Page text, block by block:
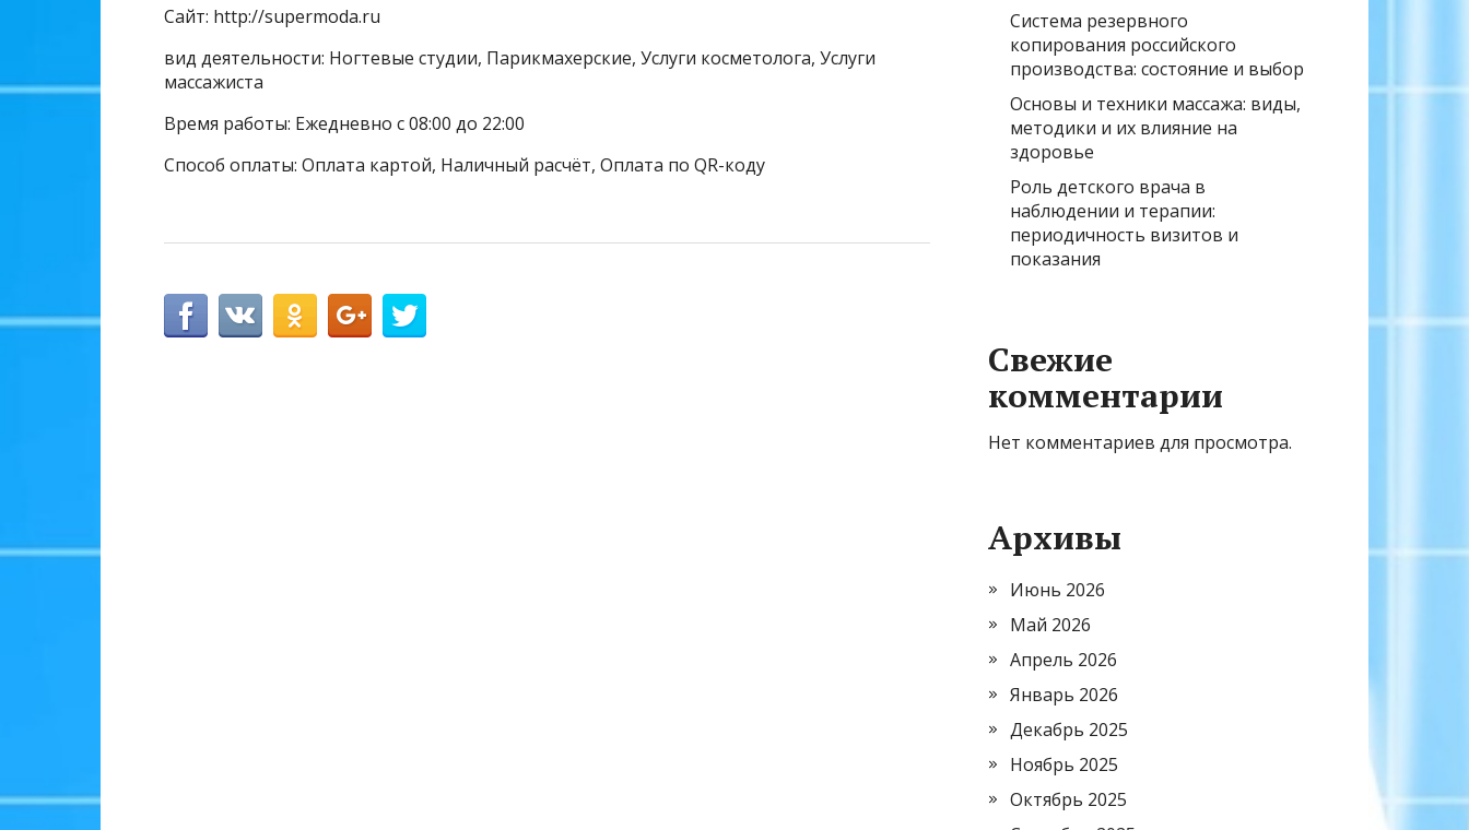
Сайт: http://supermoda.ru
вид деятельности: Ногтевые студии, Парикмахерские, Услуги косметолога, Услуги
массажиста
Время работы: Ежедневно с 08:00 до 22:00
Способ оплаты: Оплата картой, Наличный расчёт, Оплата по QR-коду
Система резервного
копирования российского
производства: состояние и выбор
Основы и техники массажа: виды,
методики и их влияние на
здоровье
Роль детского врача в
наблюдении и терапии:
периодичность визитов и
показания
Свежие
комментарии
Нет комментариев для просмотра.
Архивы
Июнь 2026
Май 2026
Апрель 2026
Январь 2026
Декабрь 2025
Ноябрь 2025
Октябрь 2025